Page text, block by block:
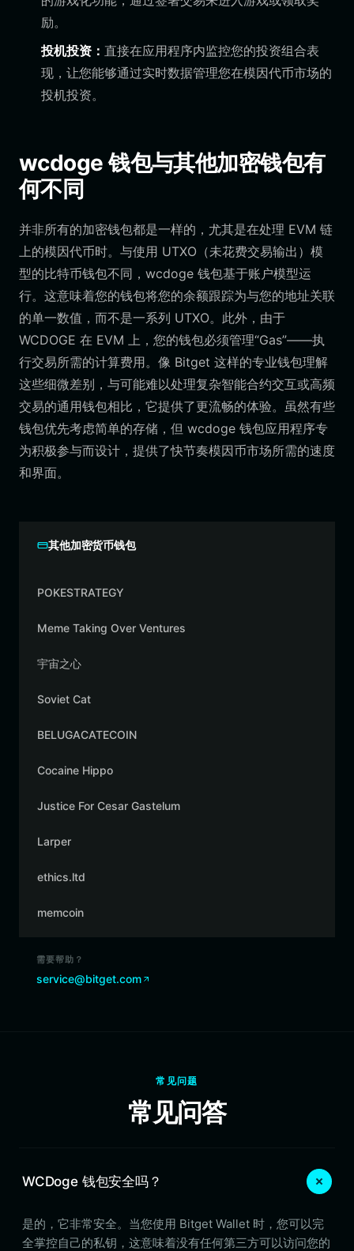
励。
投机投资： 直接在应用程序内监控您的投资组合表
现，让您能够通过实时数据管理您在模因代币市场的
投机投资。
wcdoge 钱包与其他加密钱包有
何不同
并非所有的加密钱包都是一样的，尤其是在处理 EVM 链
上的模因代币时。与使用 UTXO（未花费交易输出）模
型的比特币钱包不同，wcdoge 钱包基于账户模型运
行。这意味着您的钱包将您的余额跟踪为与您的地址关联
的单一数值，而不是一系列 UTXO。此外，由于
WCDOGE 在 EVM 上，您的钱包必须管理“Gas”——执
行交易所需的计算费用。像 Bitget 这样的专业钱包理解
这些细微差别，与可能难以处理复杂智能合约交互或高频
交易的通用钱包相比，它提供了更流畅的体验。虽然有些
钱包优先考虑简单的存储，但 wcdoge 钱包应用程序专
为积极参与而设计，提供了快节奏模因币市场所需的速度
和界面。
其他加密货币钱包
POKESTRATEGY
Meme Taking Over Ventures
宇宙之心
Soviet Cat
BELUGACATECOIN
Cocaine Hippo
Justice For Cesar Gastelum
Larper
ethics.ltd
memcoin
需要帮助？
service@bitget.com
常见问题
常见问答
WCDoge 钱包安全吗？
是的，它非常安全。当您使用 Bitget Wallet 时，您可以完
全掌控自己的私钥，这意味着没有任何第三方可以访问您的